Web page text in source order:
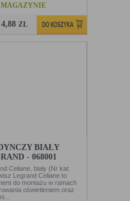
4,88 ZŁ
BIAŁY
- 068001
Celiane, biały (Nr kat.
Legrand Celiane to
do montażu w ramach
oświetleniem oraz